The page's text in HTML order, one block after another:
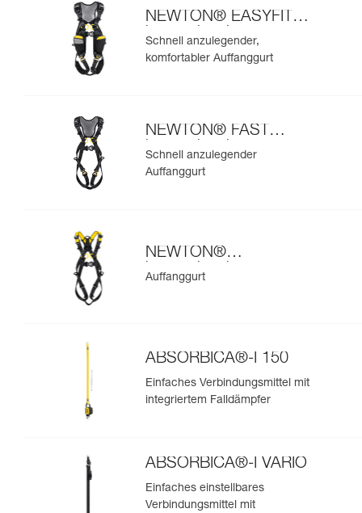
NEWTON® EASYFIT
internationale
Ausführung
Schnell anzulegender,
komfortabler Auffanggurt
NEWTON® FAST
internationale
Ausführung
Schnell anzulegender
Auffanggurt
NEWTON®
internationale
Ausführung
Auffanggurt
ABSORBICA®-I 150
Einfaches Verbindungsmittel mit
integriertem Falldämpfer
ABSORBICA®-I VARIO
Einfaches einstellbares
Verbindungsmittel mit